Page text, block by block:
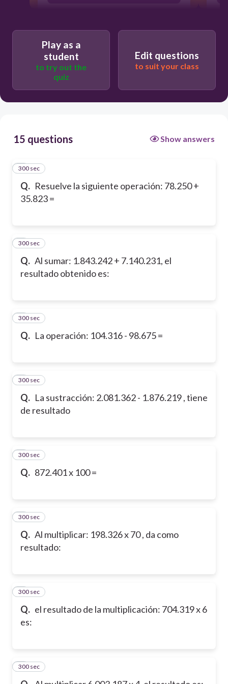
Play as a
student
to try out the
quiz
Edit questions
to suit your class
15 questions Show answers
Q. Resuelve la siguiente operación: 78.250 +
35.823 =
1
300 sec
Q. Al sumar: 1.843.242 + 7.140.231, el
resultado obtenido es:
2
300 sec
Q. La operación: 104.316 - 98.675 =
3
300 sec
Q. La sustracción: 2.081.362 - 1.876.219 , tiene
de resultado
4
300 sec
Q. 872.401 x 100 =
5
300 sec
Q. Al multiplicar: 198.326 x 70 , da como
resultado:
6
300 sec
Q. el resultado de la multiplicación: 704.319 x 6
es:
7
300 sec
8
300 sec